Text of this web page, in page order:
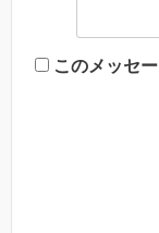
このメッセー